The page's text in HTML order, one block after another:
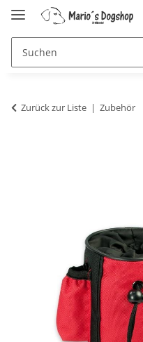
Zurück zur Liste Zubehör